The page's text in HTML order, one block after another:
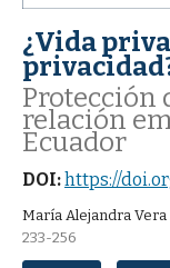
¿Vida
Protección
relación
Ecuador
DOI:https://
María Alejandra
233-256